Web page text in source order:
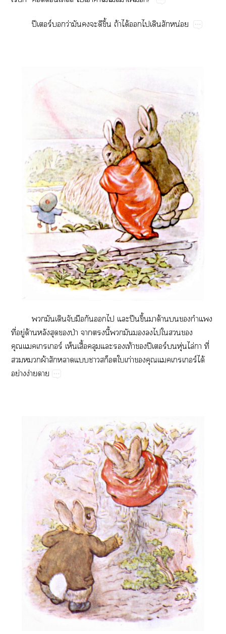
ปี​ร์​​ว่​​​​​ึ้​ถ้​ได้​​​​​น่
​​​​​​​​​ปี​ึ้​​ด้​​​​
ี่​ู่​ด้​​​ป่​​​ี้​​​​​​​​​
ร์​​ื้​​​​ท้​​ปี​ร์​​ุ่​ไล่​​ี่​
​​ผ้​​​​ก่​​ร์ได้​
ย่​ง่​